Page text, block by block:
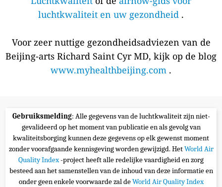
luchtkwaliteit en uw gezondheid .
Voor zeer nuttige gezondheidsadviezen van de
Beijing-arts Richard Saint Cyr MD, kijk op de blog
www.myhealthbeijing.com .
Gebruiksmelding: Alle gegevens van de luchtkwaliteit zijn niet-
gevalideerd op het moment van publicatie en als gevolg van
kwaliteitsborging kunnen deze gegevens op elk gewenst moment
zonder voorafgaande kennisgeving worden gewijzigd. HetWorld Air
Quality Index-project heeft alle redelijke vaardigheid en zorg
besteed aan het samenstellen van de inhoud van deze informatie en
onder geen enkele voorwaarde zal deWorld Air Quality Index